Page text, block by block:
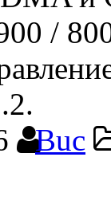
/
Buc